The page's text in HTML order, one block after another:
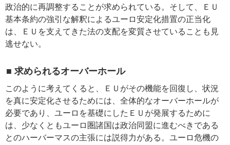
政治的に再調整することが求められている。そして、ＥＵ
基本条約の強引な解釈によるユーロ安定化措置の正当化
は、ＥＵを支えてきた法の支配を変質させていることも見
逃せない。
■ 求められるオーバーホール
このように考えてくると、ＥＵがその機能を回復し、状況
を真に安定化させるためには、全体的なオーバーホールが
必要であり、ユーロを基礎にしたＥＵが発展するために
は、少なくともユーロ圏諸国は政治同盟に進むべきである
とのハーバーマスの主張には説得力がある。ユーロ危機の